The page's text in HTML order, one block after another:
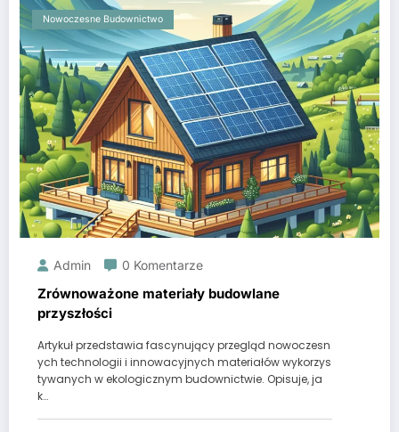
Nowoczesne Budownictwo
Admin 0 Komentarze
Zrównoważone materiały budowlane
przyszłości
Artykuł przedstawia fascynujący przegląd nowoczesn
ych technologii i innowacyjnych materiałów wykorzys
tywanych w ekologicznym budownictwie. Opisuje, ja
k…